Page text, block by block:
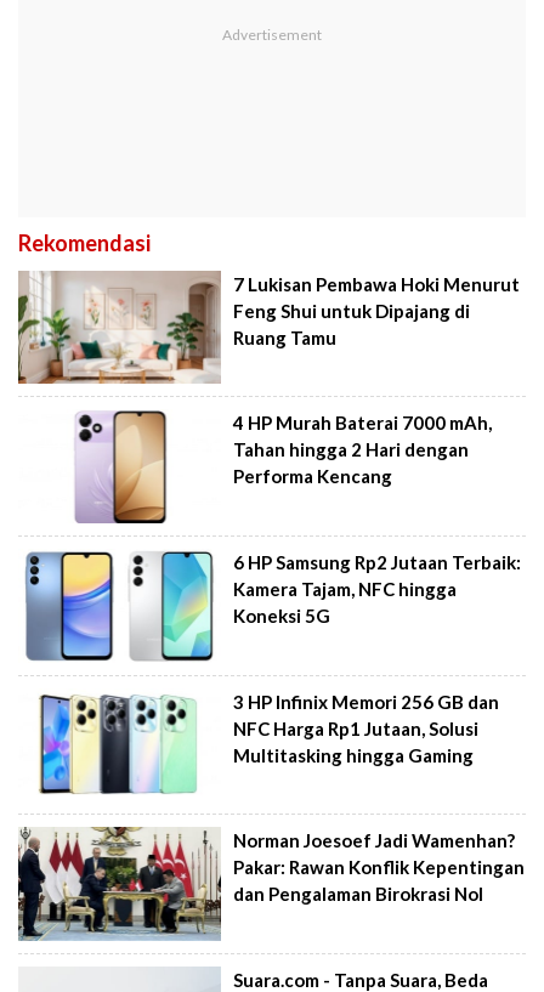
Rekomendasi
7 Lukisan Pembawa Hoki Menurut
Feng Shui untuk Dipajang di
Ruang Tamu
4 HP Murah Baterai 7000 mAh,
Tahan hingga 2 Hari dengan
Performa Kencang
6 HP Samsung Rp2 Jutaan Terbaik:
Kamera Tajam, NFC hingga
Koneksi 5G
3 HP Infinix Memori 256 GB dan
NFC Harga Rp1 Jutaan, Solusi
Multitasking hingga Gaming
Norman Joesoef Jadi Wamenhan?
Pakar: Rawan Konflik Kepentingan
dan Pengalaman Birokrasi Nol
Suara.com - Tanpa Suara, Beda